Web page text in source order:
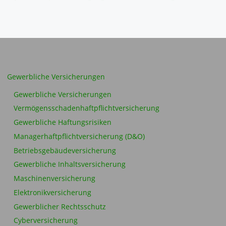
Gewerbliche Versicherungen
Gewerbliche Versicherungen
Vermögensschadenhaftpflichtversicherung
Gewerbliche Haftungsrisiken
Managerhaftpflichtversicherung (D&O)
Betriebsgebäudeversicherung
Gewerbliche Inhaltsversicherung
Maschinenversicherung
Elektronikversicherung
Gewerblicher Rechtsschutz
Cyberversicherung